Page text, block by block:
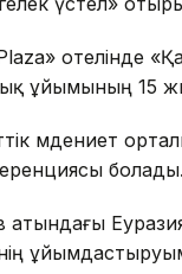
отелінде
ұйымының 15
мәдениет
болады.
атындағы